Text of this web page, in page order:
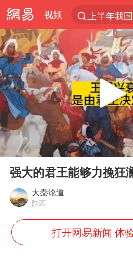
视频
王传君 《
2025年小
上海大部
《龙餐馆
Play
00:00
强大的君王能够力挽狂
大秦论道
陕西
打开网易新闻 体